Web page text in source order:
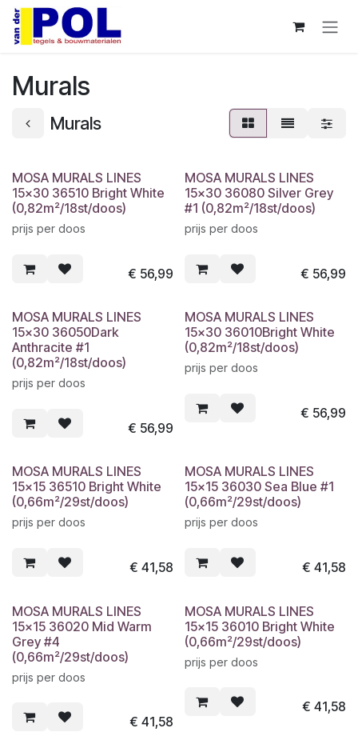
Overslaan naar inhoud
Murals
Murals
MOSA MURALS LINES
15x30 36510 Bright White
(0,82m²/18st/doos)
prijs per doos
€ 56,99
MOSA MURALS LINES
15x30 36080 Silver Grey
#1 (0,82m²/18st/doos)
prijs per doos
€ 56,99
MOSA MURALS LINES
15x30 36050Dark
Anthracite #1
(0,82m²/18st/doos)
prijs per doos
€ 56,99
MOSA MURALS LINES
15x30 36010Bright White
(0,82m²/18st/doos)
prijs per doos
€ 56,99
MOSA MURALS LINES
15x15 36510 Bright White
(0,66m²/29st/doos)
prijs per doos
€ 41,58
MOSA MURALS LINES
15x15 36030 Sea Blue #1
(0,66m²/29st/doos)
prijs per doos
€ 41,58
MOSA MURALS LINES
15x15 36020 Mid Warm
Grey #4
(0,66m²/29st/doos)
prijs per doos
€ 41,58
MOSA MURALS LINES
15x15 36010 Bright White
(0,66m²/29st/doos)
prijs per doos
€ 41,58